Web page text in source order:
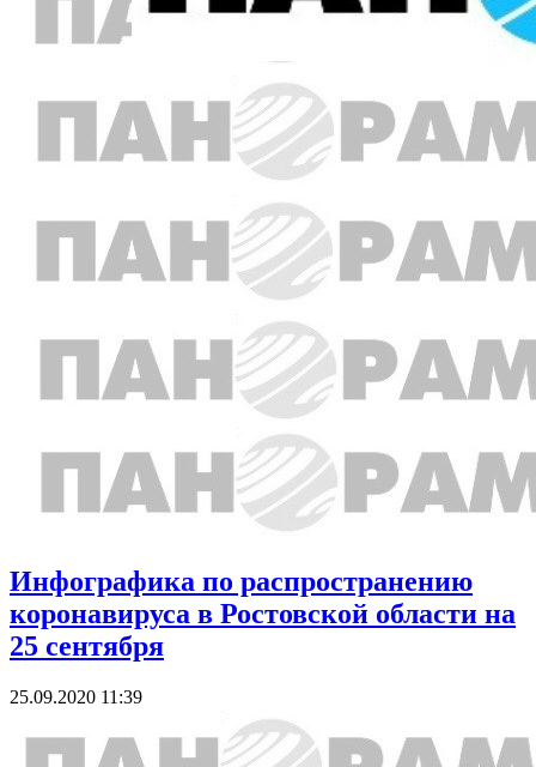
Инфографика по распространению
коронавируса в Ростовской области на
25 сентября
25.09.2020 11:39